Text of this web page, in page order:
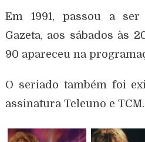
Em 1991, passou a
Gazeta, aos sábados às
90 apareceu na
O seriado também foi
assinatura Teleuno e TCM.